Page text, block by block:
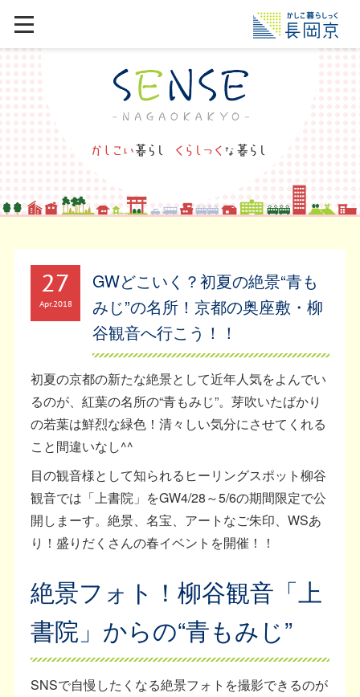
27
Apr2018
GWどこいく？初夏の絶景“青も
みじ”の名所！京都の奥座敷・柳
谷観音へ行こう！！
初夏の京都の新たな絶景として近年人気をよんでい
るのが、紅葉の名所の“青もみじ”。芽吹いたばかり
の若葉は鮮烈な緑色！清々しい気分にさせてくれる
こと間違いなし^^
目の観音様として知られるヒーリングスポット柳谷
観音では「上書院」をGW4/28～5/6の期間限定で公
開しまーす。絶景、名宝、アートなご朱印、WSあ
り！盛りだくさんの春イベントを開催！！
絶景フォト！柳谷観音「上
書院」からの“青もみじ”
SNSで自慢したくなる絶景フォトを撮影できるのが